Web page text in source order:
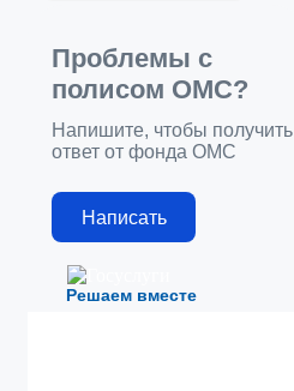
Решаем вместе
Проблемы с
полисом ОМС?
Напишите, чтобы получить
ответ от фонда ОМС
Написать